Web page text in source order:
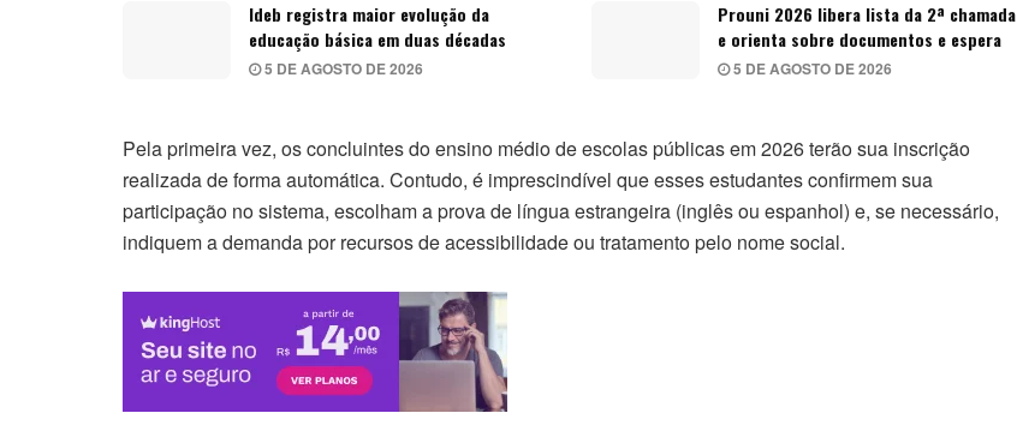
Ideb registra maior evolução da
educação básica em duas décadas
5 DE AGOSTO DE 2026
Prouni 2026 libera lista da 2ª chamada
e orienta sobre documentos e espera
5 DE AGOSTO DE 2026
Pela primeira vez, os concluintes do ensino médio de escolas públicas em 2026 terão sua inscrição
realizada de forma automática. Contudo, é imprescindível que esses estudantes confirmem sua
participação no sistema, escolham a prova de língua estrangeira (inglês ou espanhol) e, se necessário,
indiquem a demanda por recursos de acessibilidade ou tratamento pelo nome social.